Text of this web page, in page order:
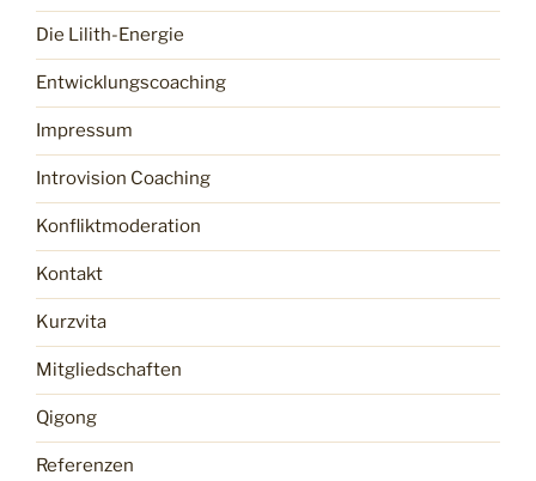
Die Lilith-Energie
Entwicklungscoaching
Impressum
Introvision Coaching
Konfliktmoderation
Kontakt
Kurzvita
Mitgliedschaften
Qigong
Referenzen